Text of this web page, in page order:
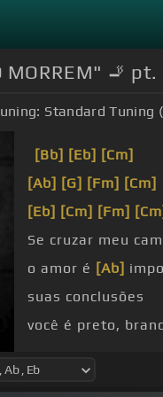
MORREM" 🚬
Standard Tuning
[Bb] [Eb] [Cm]
[Ab] [G] [Fm] [Cm]
[Eb] [Cm] [Fm]
Se cruzar meu
o amor é [Ab]
suas conclusões
você é preto,
a